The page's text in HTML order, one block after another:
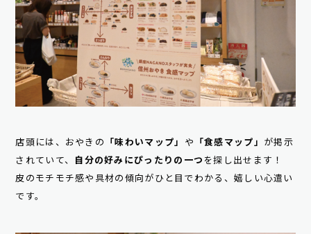
店頭には、おやきの 「味わいマップ」 や 「食感マップ」 が掲示
されていて、
自分の好みにぴったりの一つ を探し出せます！
皮のモチモチ感や具材の傾向がひと目でわかる、嬉しい心遣い
です。